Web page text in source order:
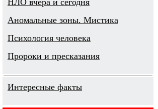
Аномальные зоны. Мистика
Психология человека
Пророки и пресказания
Интересные факты